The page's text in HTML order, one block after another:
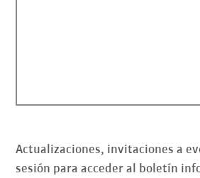
Actualizaciones, invitaciones a
sesión para acceder al boletín